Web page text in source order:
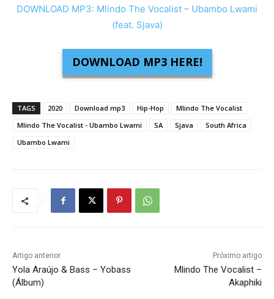
DOWNLOAD MP3: Mlindo The Vocalist – Ubambo Lwami
(feat. Sjava)
DOWNLOAD MP3 HERE!
TAGS 2020 Download mp3 Hip-Hop
Mlindo The Vocalist
Mlindo The Vocalist - Ubambo Lwami
SA Sjava
South Africa
Ubambo Lwami
Artigo anterior
Yola Araújo & Bass – Yobass
(Álbum)
Próximo artigo
Mlindo The Vocalist –
Akaphiki